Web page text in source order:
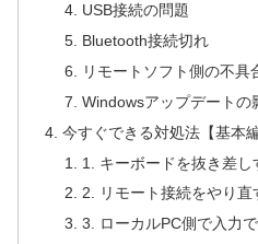
USB接続の問題
Bluetooth接続切れ
リモートソフト側の不具
Windowsアップデートの
今すぐできる対処法【基本編
1. キーボードを抜き差し
2. リモート接続をやり直
3. ローカルPC側で入力